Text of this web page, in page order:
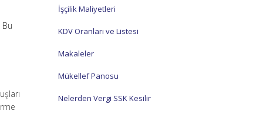
İşçilik Maliyetleri
KDV Oranları ve Listesi
Makaleler
Mükellef Panosu
Nelerden Vergi SSK Kesilir